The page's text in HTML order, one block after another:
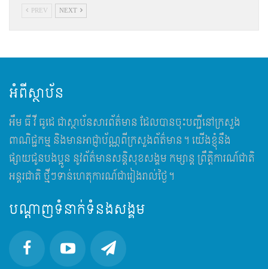
PREV NEXT
អំពីស្ថាប័ន
អឹម​ ធី វី ធូដេ ជាស្ថាប័នសារព័ត៌មាន ដែលបានចុះបញ្ជីនៅក្រសួង
ពាណិជ្ជកម្ម និងមានអាជ្ញាប័ណ្ណពីក្រសួងព័ត៌មាន។ យើងខ្ញុំនឹង
ផ្សាយជូនបងប្អូន នូវព័ត៌មានសន្តិសុខសង្គម កម្សាន្ត ព្រឹត្តិការណ៍ជាតិ
អន្តរជាតិ ថ្មីៗទាន់ហេតុការណ៍ជារៀងរាល់ថ្ងៃ។
បណ្តាញទំនាក់ទំនងសង្គម